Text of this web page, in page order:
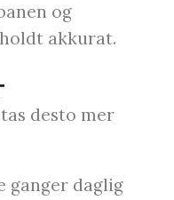
og
akkurat.
desto mer
ganger daglig